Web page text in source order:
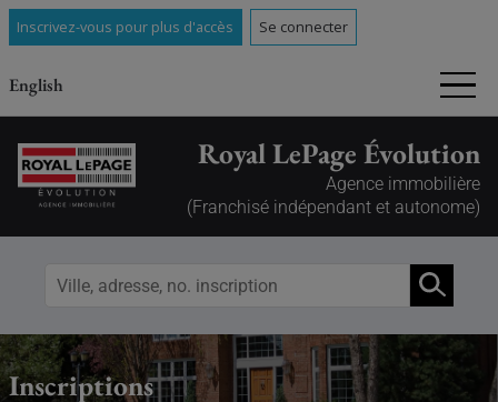
Inscrivez-vous pour plus d'accès Se connecter
English
Royal LePage Évolution
Agence immobilière
(Franchisé indépendant et autonome)
Inscriptions